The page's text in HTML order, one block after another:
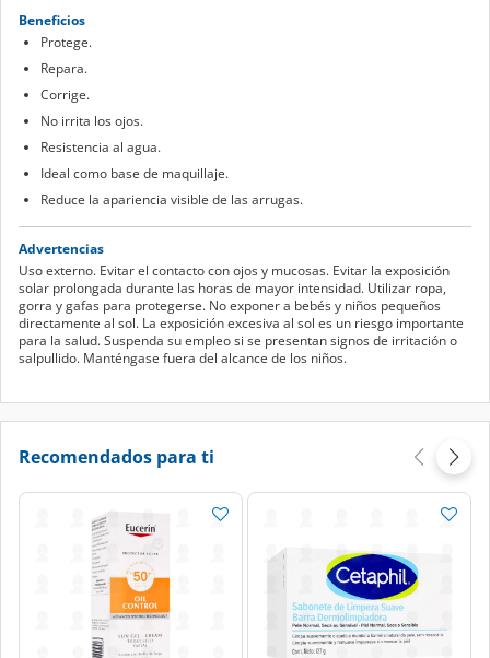
Beneficios
Protege.
Repara.
Corrige.
No irrita los ojos.
Resistencia al agua.
Ideal como base de maquillaje.
Reduce la apariencia visible de las arrugas.
Advertencias
Uso externo. Evitar el contacto con ojos y mucosas. Evitar la exposición
solar prolongada durante las horas de mayor intensidad. Utilizar ropa,
gorra y gafas para protegerse. No exponer a bebés y niños pequeños
directamente al sol. La exposición excesiva al sol es un riesgo importante
para la salud. Suspenda su empleo si se presentan signos de irritación o
salpullido. Manténgase fuera del alcance de los niños.
Recomendados para ti